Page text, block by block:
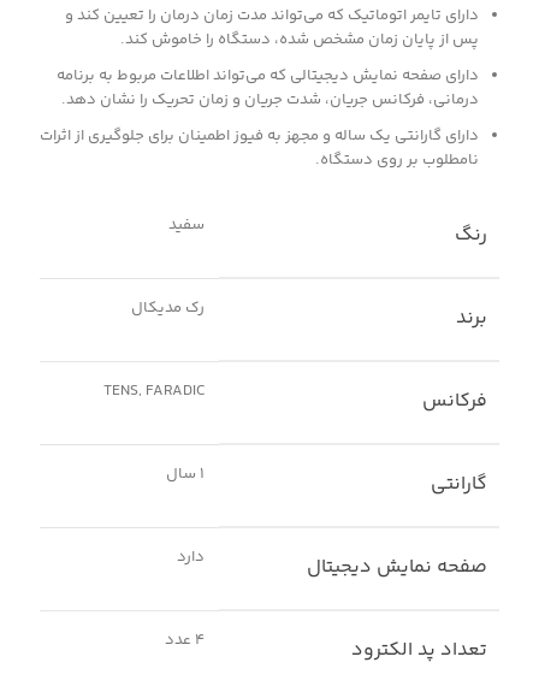
دارای تایمر اتوماتیک که می‌تواند مدت زمان درمان را تعیین کند و
پس از پایان زمان مشخص شده، دستگاه را خاموش کند.
دارای صفحه نمایش دیجیتالی که می‌تواند اطلاعات مربوط به برنامه
درمانی، فرکانس جریان، شدت جریان و زمان تحریک را نشان دهد.
دارای گارانتی یک ساله و مجهز به فیوز اطمینان برای جلوگیری از اثرات
نامطلوب بر روی دستگاه.
رنگ سفید
برند رک مدیکال
فرکانس TENS, FARADIC
گارانتی 1 سال
صفحه نمایش دیجیتال دارد
تعداد پد الکترود 4 عدد